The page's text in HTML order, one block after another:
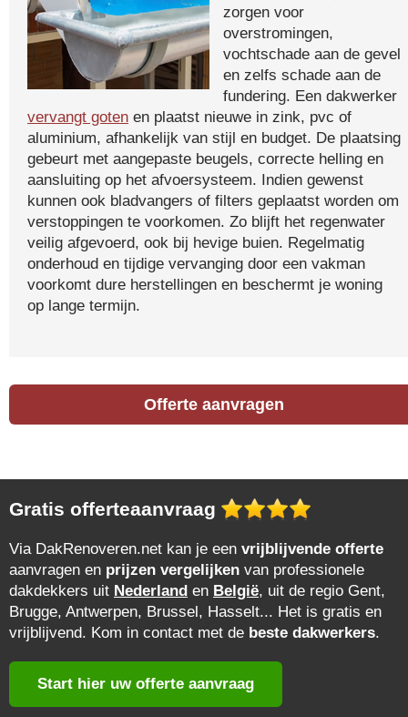
zorgen voor
overstromingen,
vochtschade aan de gevel
en zelfs schade aan de
fundering. Een dakwerker
vervangt goten en plaatst nieuwe in zink, pvc of
aluminium, afhankelijk van stijl en budget. De plaatsing
gebeurt met aangepaste beugels, correcte helling en
aansluiting op het afvoersysteem. Indien gewenst
kunnen ook bladvangers of filters geplaatst worden om
verstoppingen te voorkomen. Zo blijft het regenwater
veilig afgevoerd, ook bij hevige buien. Regelmatig
onderhoud en tijdige vervanging door een vakman
voorkomt dure herstellingen en beschermt je woning
op lange termijn.
Offerte aanvragen
Gratis offerteaanvraag
Via DakRenoveren.net kan je een vrijblijvende offerte
aanvragen en prijzen vergelijken van professionele
dakdekkers uit Nederland en België, uit de regio Gent,
Brugge, Antwerpen, Brussel, Hasselt... Het is gratis en
vrijblijvend. Kom in contact met de beste dakwerkers.
Start hier uw offerte aanvraag